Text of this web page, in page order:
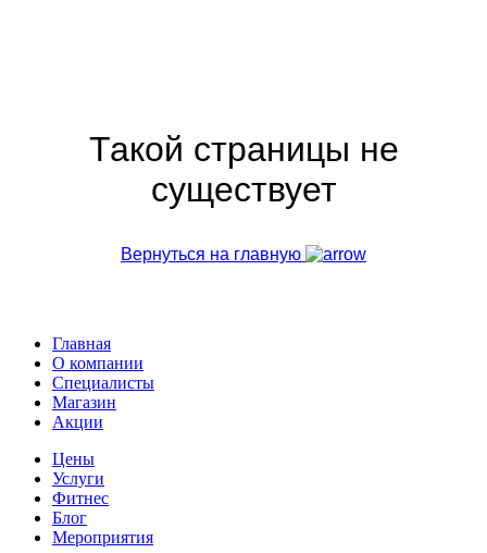
Такой страницы не
существует
Вернуться на главную
Главная
О компании
Специалисты
Магазин
Акции
Цены
Услуги
Фитнес
Блог
Мероприятия